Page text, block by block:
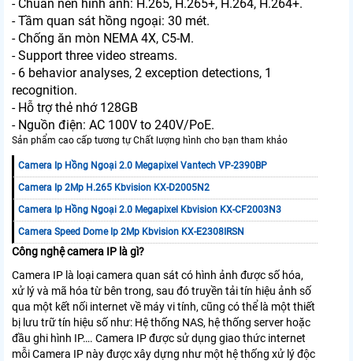
- Chuẩn nén hình ảnh: H.265, H.265+, H.264, H.264+.
- Tầm quan sát hồng ngoại: 30 mét.
- Chống ăn mòn NEMA 4X, C5-M.
- Support three video streams.
- 6 behavior analyses, 2 exception detections, 1
recognition.
- Hỗ trợ thẻ nhớ 128GB
- Nguồn điện: AC 100V to 240V/PoE.
Sản phẩm cao cấp tương tự Chất lượng hình cho bạn tham khảo
Camera Ip Hồng Ngoại 2.0 Megapixel Vantech VP-2390BP
Camera Ip 2Mp H.265 Kbvision KX-D2005N2
Camera Ip Hồng Ngoại 2.0 Megapixel Kbvision KX-CF2003N3
Camera Speed Dome Ip 2Mp Kbvision KX-E2308IRSN
Công nghệ camera IP là gì?
Camera IP là loại camera quan sát có hình ảnh được số hóa,
xử lý và mã hóa từ bên trong, sau đó truyền tải tín hiệu ảnh số
qua một kết nối internet về máy vi tính, cũng có thể là một thiết
bị lưu trữ tín hiệu số như: Hệ thống NAS, hệ thống server hoặc
đầu ghi hình IP…. Camera IP được sử dụng giao thức internet
mỗi Camera IP này được xây dựng như một hệ thống xử lý độc